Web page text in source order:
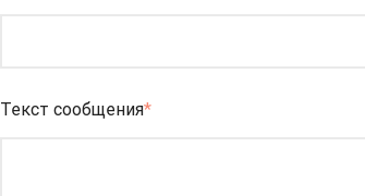
Текст сообщения*